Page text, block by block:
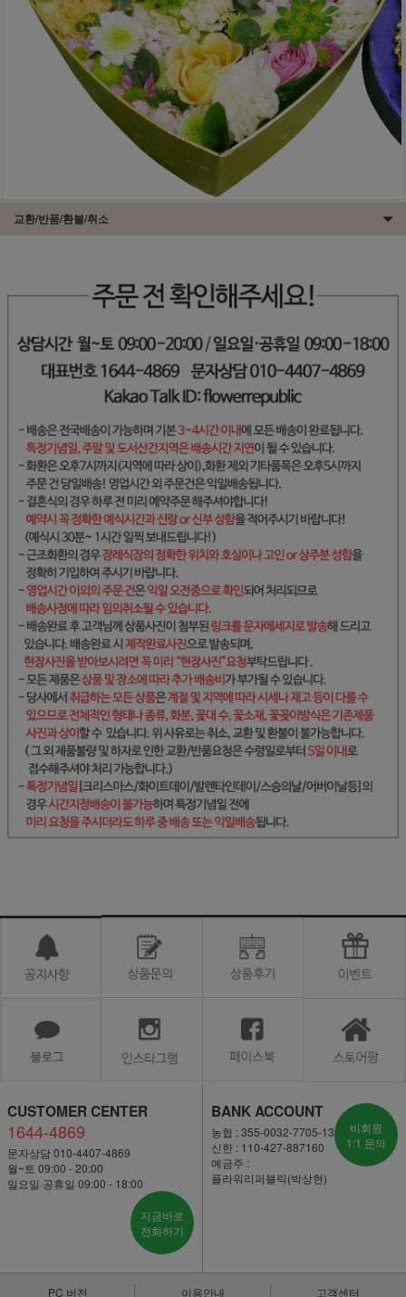
교환/반품/환불/취소
CUSTOMER CENTER
1644-4869
문자상담 010-4407-4869
월~토 09:00 - 20:00
일요일·공휴일 09:00 - 18:00
지금바로
전화하기
BANK ACCOUNT
농협 : 355-0032-7705-13
신한 : 110-427-887160
예금주 :
플라워리퍼블릭(박상현)
비회원
1:1 문의
PC 버전 이용안내 고객센터